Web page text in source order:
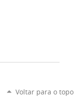
Voltar para o topo